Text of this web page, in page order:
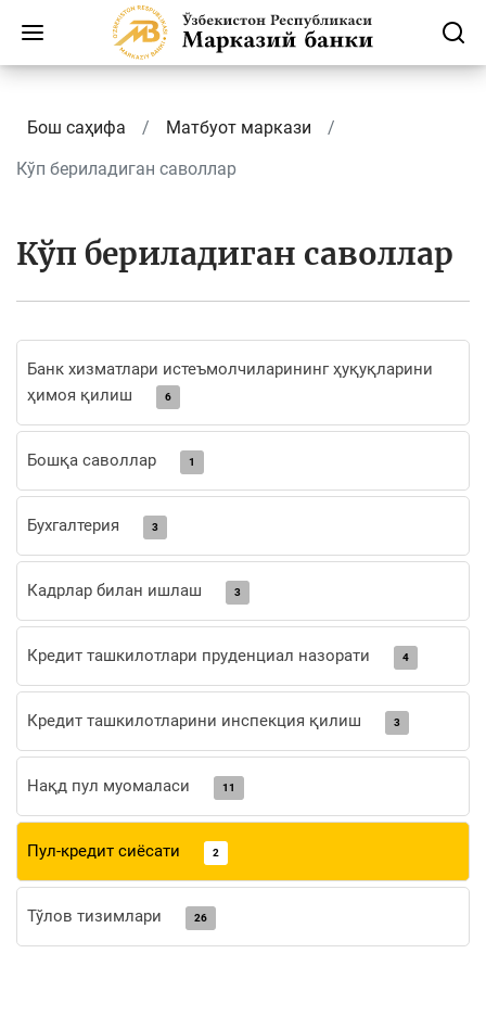
Бош саҳифа
Матбуот маркази
Кўп бериладиган саволлар
Кўп бериладиган саволлар
Банк хизматлари истеъмолчиларининг ҳуқуқларини
ҳимоя қилиш
6
Бошқа саволлар 1
Бухгалтерия 3
Кадрлар билан ишлаш 3
Кредит ташкилотлари пруденциал назорати 4
Кредит ташкилотларини инспекция қилиш 3
Нақд пул муомаласи 11
Пул-кредит сиёсати 2
Тўлов тизимлари 26